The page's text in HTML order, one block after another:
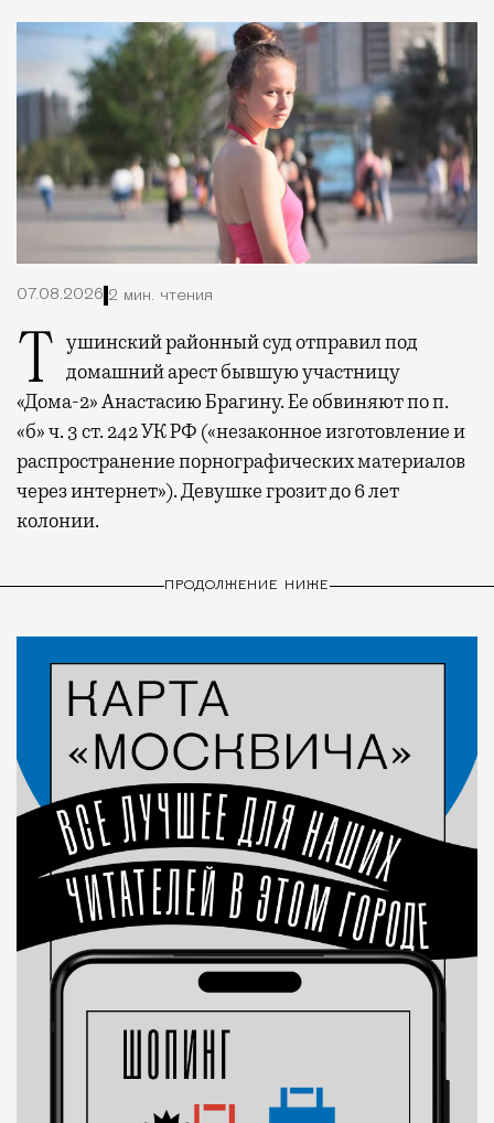
07.08.2026 2 мин. чтения
Тушинский районный суд отправил под домашний арест бывшую участницу
«Дома-2» Анастасию Брагину. Ее обвиняют по п.
«б» ч. 3 ст. 242 УК РФ («незаконное изготовление и
распространение порнографических материалов
через интернет»). Девушке грозит до 6 лет
колонии.
ПРОДОЛЖЕНИЕ НИЖЕ